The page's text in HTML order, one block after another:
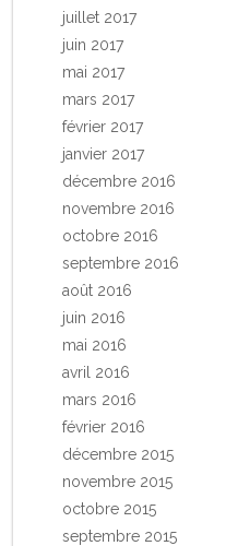
juillet 2017
juin 2017
mai 2017
mars 2017
février 2017
janvier 2017
décembre 2016
novembre 2016
octobre 2016
septembre 2016
août 2016
juin 2016
mai 2016
avril 2016
mars 2016
février 2016
décembre 2015
novembre 2015
octobre 2015
septembre 2015